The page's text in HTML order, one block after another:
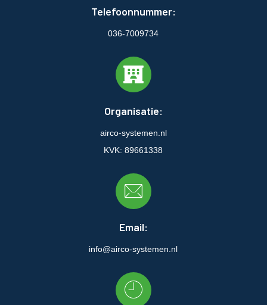
Telefoonnummer:
036-7009734
Organisatie:
airco-systemen.nl
KVK: 89661338
Email:
info@airco-systemen.nl